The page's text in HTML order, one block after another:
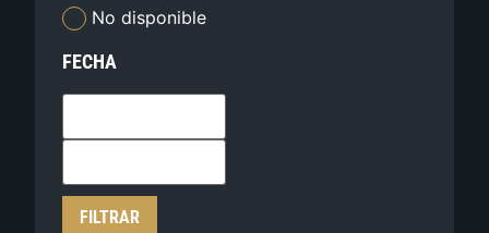
No disponible
FECHA
FILTRAR